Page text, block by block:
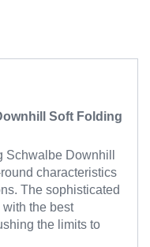
Soft Folding
Schwalbe Downhill
characteristics
The sophisticated
the best
the limits to